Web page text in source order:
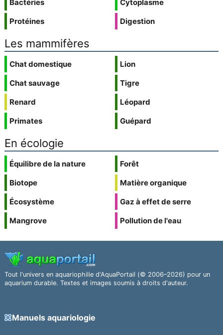
Bactéries
Protéines
Cytoplasme
Digestion
Les mammifères
Chat domestique
Chat sauvage
Renard
Primates
Lion
Tigre
Léopard
Guépard
En écologie
Équilibre de la nature
Biotope
Écosystème
Mangrove
Forêt
Matière organique
Gaz à effet de serre
Pollution de l'eau
Tout l'univers en aquariophilie d'AquaPortail (© 2006–2026) pour un
aquarium durable. Textes et images soumis à droits d'auteur.
Manuels aquariologie